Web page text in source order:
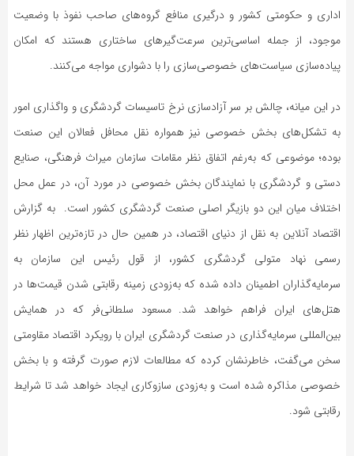
اداری و حکومتی کشور و درگیری منافع گروه‌های صاحب نفوذ با وضعیت
موجود، از جمله اساسی‌ترین سرعت‌گیرهای ساختاری هستند که امکان
پیاده‌سازی سیاست‌های خصوصی‌سازی را با دشواری مواجه می‌کنند.
در این میانه، چالش بر سر آزادسازی نرخ تاسیسات گردشگری و واگذاری امور
به تشکل‌های بخش خصوصی نیز همواره نقل محافل فعالان این صنعت
بوده؛ موضوعی که به‌رغم اتفاق نظر مقامات سازمان میراث فرهنگی، صنایع
دستی و گردشگری با نمایندگان بخش خصوصی در مورد آن، در عمل محل
اختلاف میان این دو بازیگر اصلی صنعت گردشگری کشور است. به گزارش
اقتصاد آنلاین به نقل از دنیای اقتصاد، در همین حال در تازه‌ترین اظهار نظر
رسمی نهاد متولی گردشگری کشور، از قول رئیس این سازمان به
سرمایه‌گذاران اطمینان داده شده که به‌زودی زمینه رقابتى شدن قیمت‌ها در
هتل‌های ایران فراهم خواهد شد. مسعود سلطانی‌فر که در همایش
بین‌المللی سرمایه‌گذاری در صنعت گردشگری ایران با رویکرد اقتصاد مقاومتی
سخن می‌گفت، خاطرنشان کرده که مطالعات لازم صورت گرفته و با بخش
خصوصى مذاکره شده است و به‌زودی سازوکاری ایجاد خواهد شد تا شرایط
رقابتى شود.